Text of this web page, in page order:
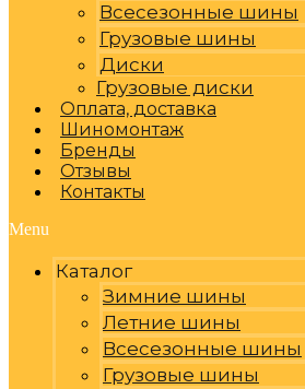
Всесезонные шины
Грузовые шины
Диски
Грузовые диски
Оплата, доставка
Шиномонтаж
Бренды
Отзывы
Контакты
Menu
Каталог
Зимние шины
Летние шины
Всесезонные шины
Грузовые шины